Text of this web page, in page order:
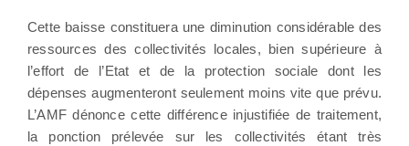
Cette baisse constituera une diminution considérable des
ressources des collectivités locales, bien supérieure à
l’effort de l’Etat et de la protection sociale dont les
dépenses augmenteront seulement moins vite que prévu.
L’AMF dénonce cette différence injustifiée de traitement,
la ponction prélevée sur les collectivités étant très